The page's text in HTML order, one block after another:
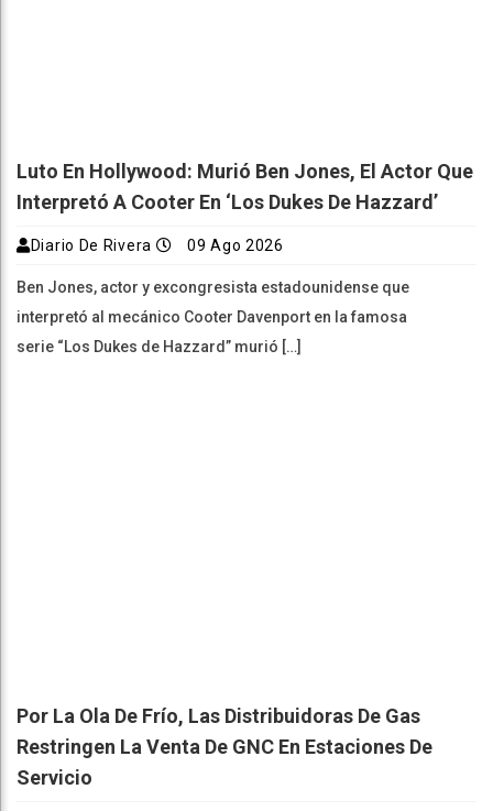
Luto En Hollywood: Murió Ben Jones, El Actor Que
Interpretó A Cooter En ‘Los Dukes De Hazzard’
Diario De Rivera 09 Ago 2026
Ben Jones, actor y excongresista estadounidense que
interpretó al mecánico Cooter Davenport en la famosa
serie “Los Dukes de Hazzard” murió […]
Por La Ola De Frío, Las Distribuidoras De Gas
Restringen La Venta De GNC En Estaciones De
Servicio